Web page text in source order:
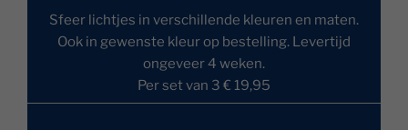
Sfeer lichtjes in verschillende kleuren en maten.
Ook in gewenste kleur op bestelling. Levertijd
ongeveer 4 weken.
Per set van 3 € 19,95